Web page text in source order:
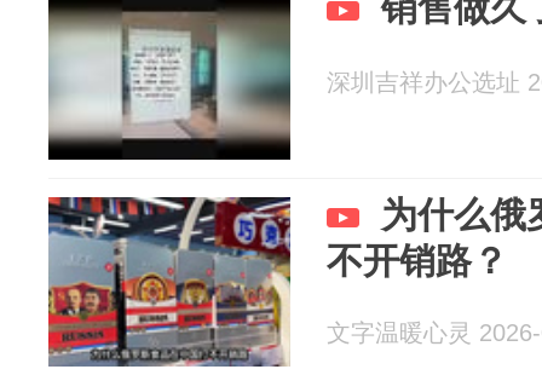
深圳吉祥办公选址
为什么俄
不开销路？
文字温暖心灵